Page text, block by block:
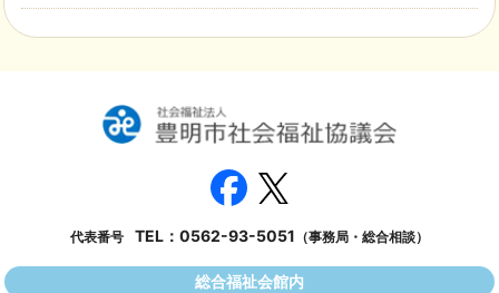
代表番号 TEL： 0562-93-5051 （事務局・総合相談）
総合福祉会館内